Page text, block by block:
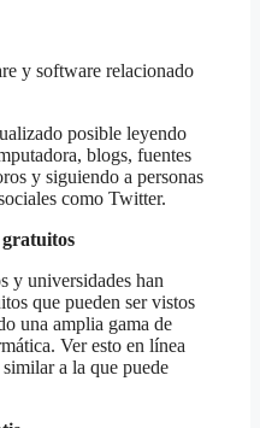
y software relacionado
posible leyendo
blogs, fuentes
y siguiendo a personas
como Twitter.
y universidades han
que pueden ser vistos
una amplia gama de
Ver esto en línea
a la que puede